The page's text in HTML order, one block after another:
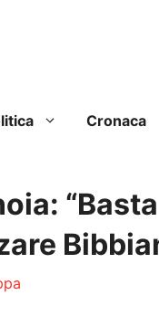
Cronaca